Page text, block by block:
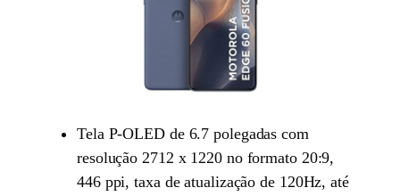
Tela P-OLED de 6.7 polegadas com
resolução 2712 x 1220 no formato 20:9,
446 ppi, taxa de atualização de 120Hz, até